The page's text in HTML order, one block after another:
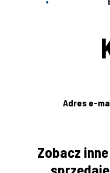
Adres e-
Zobacz